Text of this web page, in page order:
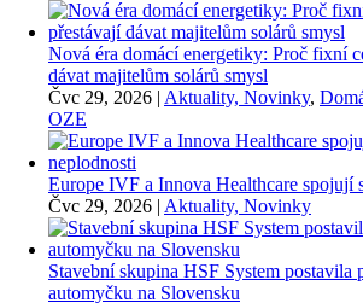
Nová éra domácí energetiky: Proč fixní
dávat majitelům solárů smysl
Čvc 29, 2026 | Aktuality, Novinky,
OZE
Europe IVF a Innova Healthcare spojují
Čvc 29, 2026 | Aktuality, Novinky
Stavební skupina HSF System postavila
automyčku na Slovensku